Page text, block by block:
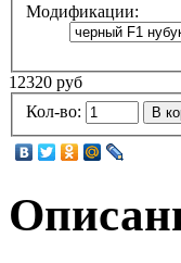
Модификации:
12320 руб
Кол-во:
В